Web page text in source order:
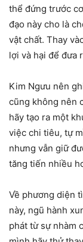
thể đứng trước
đạo này cho là
vật chất. Thay
lợi và hại để đưa
Kim Ngưu nên
cũng không nên
hãy tạo ra một
việc chi tiêu, tự
nhưng vẫn giữ
tăng tiến nhiều
Về phương diện
này, ngũ hành
phát từ sự nhàm